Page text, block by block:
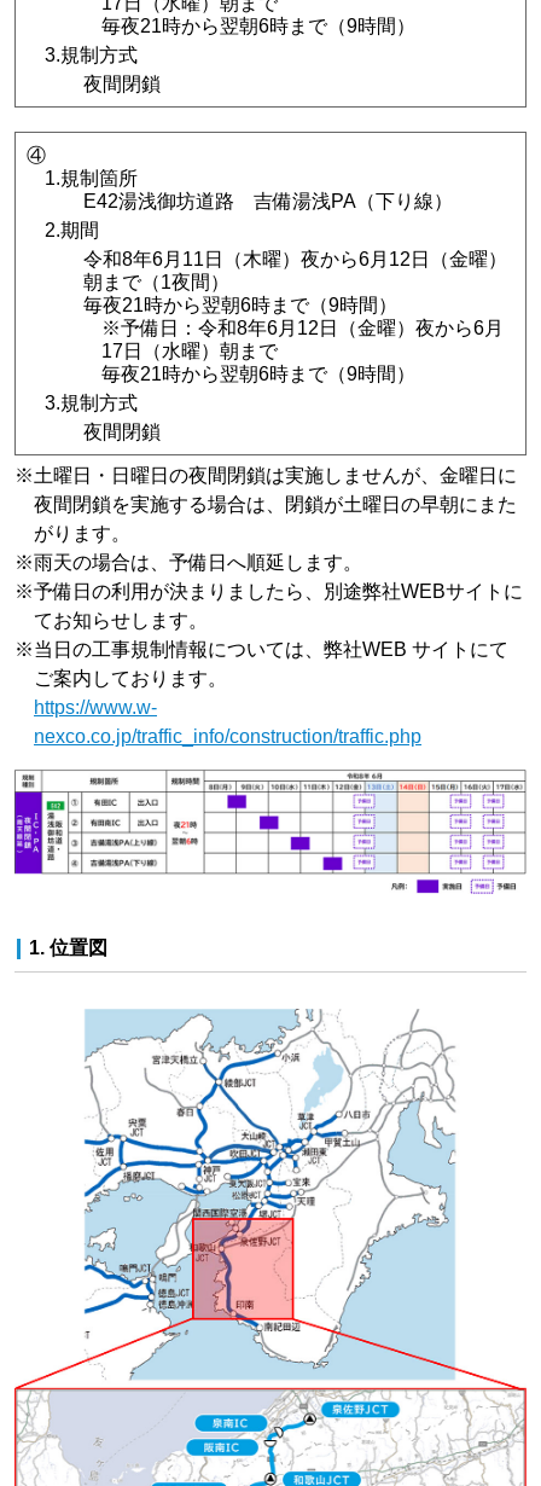
毎夜21時から翌朝6時まで（9時間）
3.規制方式
夜間閉鎖
④
1.規制箇所
E42湯浅御坊道路 吉備湯浅PA（下り線）
2.期間
令和8年6月11日（木曜）夜から6月12日（金曜）
朝まで（1夜間）
毎夜21時から翌朝6時まで（9時間）
※予備日：令和8年6月12日（金曜）夜から6月
17日（水曜）朝まで
毎夜21時から翌朝6時まで（9時間）
3.規制方式
夜間閉鎖
※土曜日・日曜日の夜間閉鎖は実施しませんが、金曜日に
夜間閉鎖を実施する場合は、閉鎖が土曜日の早朝にまた
がります。
※雨天の場合は、予備日へ順延します。
※予備日の利用が決まりましたら、別途弊社WEBサイトに
てお知らせします。
※当日の工事規制情報については、弊社WEB サイトにて
ご案内しております。
https://www.w-
nexco.co.jp/traffic_info/construction/traffic.php
1. 位置図